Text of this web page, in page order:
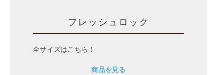
フレッシュロック
全サイズはこちら！
商品を見る